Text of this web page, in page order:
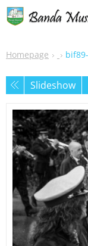
Homepage
Slideshow